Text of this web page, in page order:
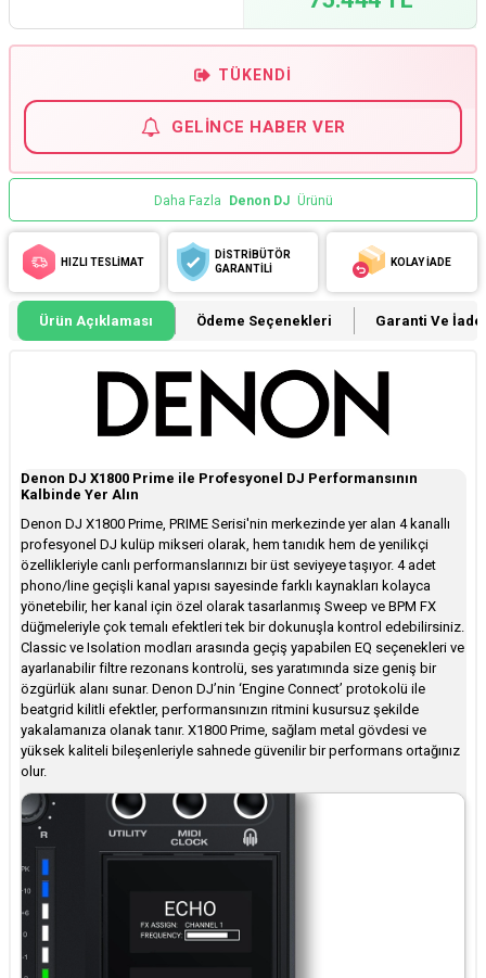
TÜKENDI
GELINCE HABER VER
Daha Fazla Denon DJ Ürünü
HIZLI TESLİMAT
DİSTRİBÜTÖR
GARANTİLİ
KOLAY İADE
Ürün Açıklaması Ödeme Seçenekleri Garanti Ve İade
Denon DJ X1800 Prime ile Profesyonel DJ Performansının
Kalbinde Yer Alın
Denon DJ X1800 Prime, PRIME Serisi'nin merkezinde yer alan 4 kanallı
profesyonel DJ kulüp mikseri olarak, hem tanıdık hem de yenilikçi
özellikleriyle canlı performanslarınızı bir üst seviyeye taşıyor. 4 adet
phono/line geçişli kanal yapısı sayesinde farklı kaynakları kolayca
yönetebilir, her kanal için özel olarak tasarlanmış Sweep ve BPM FX
düğmeleriyle çok temalı efektleri tek bir dokunuşla kontrol edebilirsiniz.
Classic ve Isolation modları arasında geçiş yapabilen EQ seçenekleri ve
ayarlanabilir filtre rezonans kontrolü, ses yaratımında size geniş bir
özgürlük alanı sunar. Denon DJ’nin ‘Engine Connect’ protokolü ile
beatgrid kilitli efektler, performansınızın ritmini kusursuz şekilde
yakalamanıza olanak tanır. X1800 Prime, sağlam metal gövdesi ve
yüksek kaliteli bileşenleriyle sahnede güvenilir bir performans ortağınız
olur.